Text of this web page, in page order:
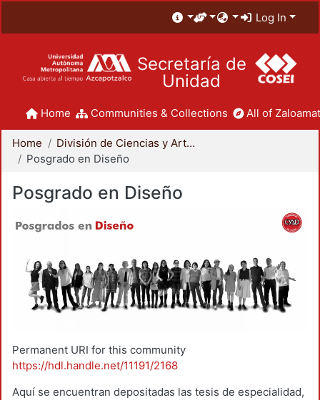
Log In
Secretaría de
Unidad
Home Communities & Collections All of
Home
División de Ciencias y Artes para el Diseño
Posgrado en Diseño
Posgrado en Diseño
Permanent URI for this community
https://hdl.handle.net/11191/2168
Aquí se encuentran depositadas las tesis de especialidad,